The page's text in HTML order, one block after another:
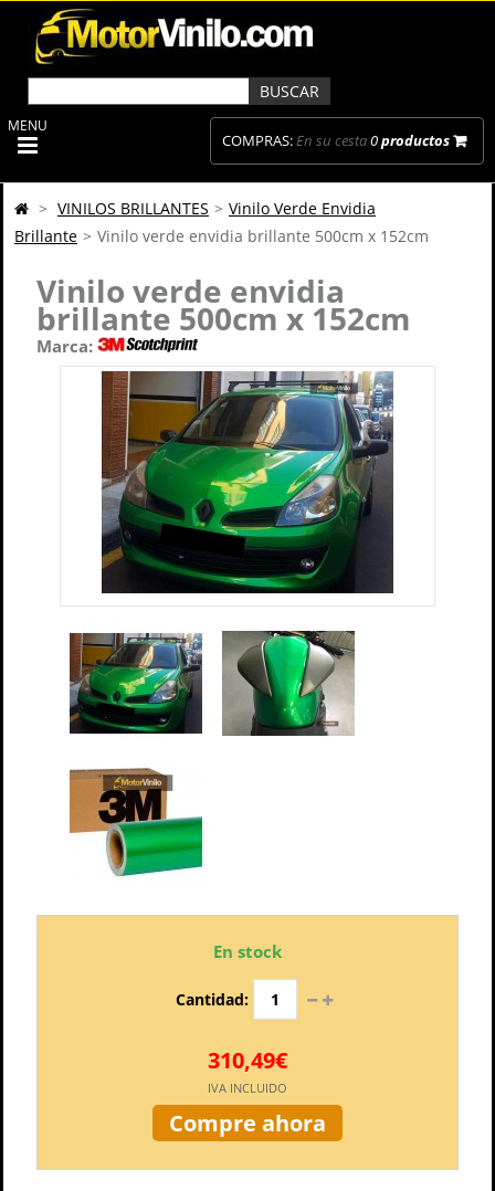
COMPRAS:En su cesta0productos
MENU
> VINILOS BRILLANTES > Vinilo Verde Envidia
Brillante > Vinilo verde envidia brillante 500cm x 152cm
Vinilo verde envidia
brillante 500cm x 152cm
Marca:
En stock
Cantidad:
310,49€
IVA INCLUIDO
Compre ahora